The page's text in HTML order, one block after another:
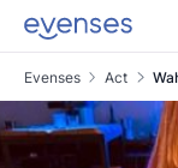
Evenses Act